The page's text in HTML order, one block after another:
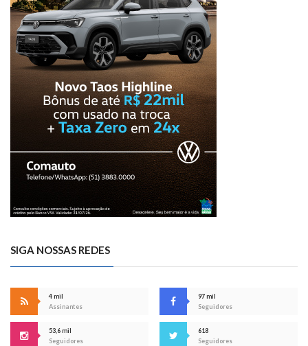
SIGA NOSSAS REDES
4 mil
Assinantes
97 mil
Seguidores
53,6 mil
Seguidores
618
Seguidores